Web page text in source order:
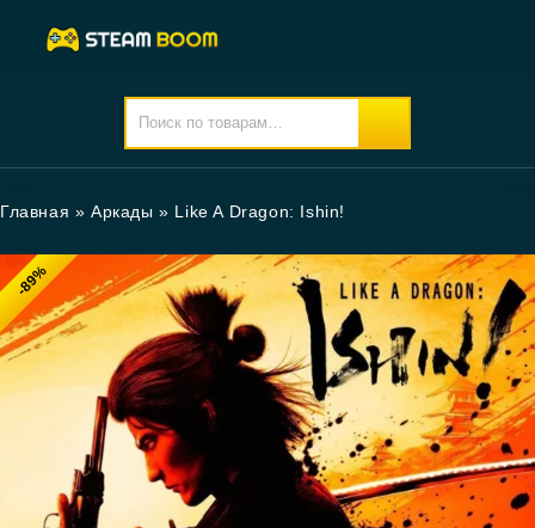
Главная »Аркады » Like A Dragon: Ishin!
-89%